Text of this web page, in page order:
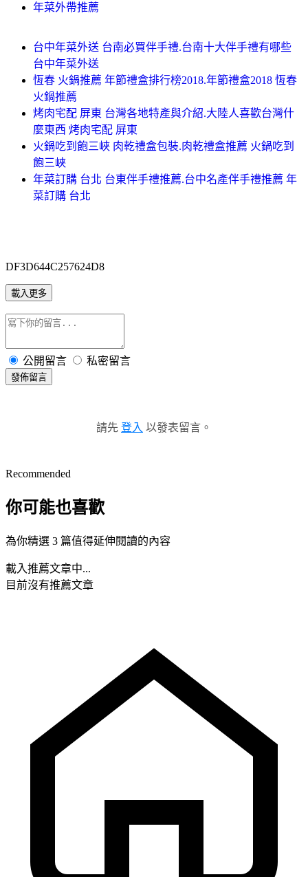
年菜外帶推薦
台中年菜外送 台南必買伴手禮.台南十大伴手禮有哪些
台中年菜外送
恆春 火鍋推薦 年節禮盒排行榜2018.年節禮盒2018 恆春
火鍋推薦
烤肉宅配 屏東 台灣各地特產與介紹.大陸人喜歡台灣什
麼東西 烤肉宅配 屏東
火鍋吃到飽三峽 肉乾禮盒包裝.肉乾禮盒推薦 火鍋吃到
飽三峽
年菜訂購 台北 台東伴手禮推薦.台中名產伴手禮推薦 年
菜訂購 台北
DF3D644C257624D8
載入更多
公開留言 私密留言
發佈留言
請先 登入 以發表留言。
Recommended
你可能也喜歡
為你精選 3 篇值得延伸閱讀的內容
載入推薦文章中...
目前沒有推薦文章